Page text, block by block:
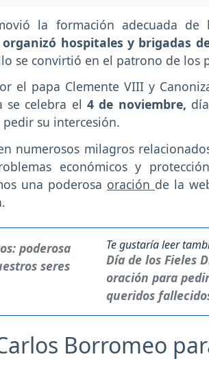
la formación adecuada de
organizó hospitales y brigadas
se convirtió en el patrono de los
el papa Clemente VIII y
se celebra el 4 de noviembre,
su intercesión.
numerosos milagros
económicos y
una poderosa oración de la
Te gustaría leer
Día de los Fieles
oración para
queridos
Borromeo